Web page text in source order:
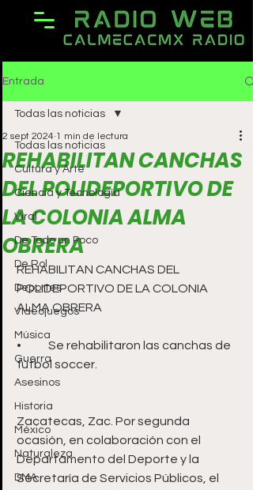
Entrada
Todas las noticias
Cultura y Arte
Ciencia y Tecnología
Viral
De Todo un Poco
De Rol
Deportes
Videojuegos
Música
Guerra
Asesinos
Historia
México
Naturaleza
DMA
Todas las noticias
REHABILITAN CANCHAS
DEL POLIDEPORTIVO DE
LA COLONIA ALMA
OBRERA
2 sept 2024 1 min de lectura
REHABILITAN CANCHAS DEL
POLIDEPORTIVO DE LA COLONIA
ALMA OBRERA
•	Se rehabilitaron las canchas de
fútbol soccer.
Zacatecas, Zac. Por segunda
ocasión, en colaboración con el
Departamento del Deporte y la
Secretaría de Servicios Públicos, el